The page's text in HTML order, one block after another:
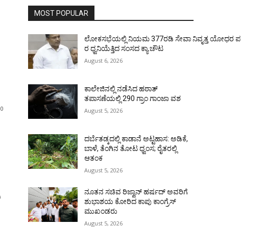
0
MOST POPULAR
ಲೋಕಸಭೆಯಲ್ಲಿ ನಿಯಮ 377ರಡಿ ಸೇವಾ ನಿವೃತ್ತ ಯೋಧರ ಪ
ರ ಧ್ವನಿಯೆತ್ತಿದ ಸಂಸದ ಕ್ಯಾ.ಚೌಟ
August 6, 2026
ಕಾಲೇಜಿನಲ್ಲಿ ನಡೆಸಿದ ಹಠಾತ್
ತಪಾಸಣೆಯಲ್ಲಿ 290 ಗ್ರಾಂ ಗಾಂಜಾ ವಶ
August 5, 2026
ದರ್ಬೆತಡ್ಕದಲ್ಲಿ ಕಾಡಾನೆ ಅಟ್ಟಹಾಸ: ಅಡಿಕೆ,
ಬಾಳೆ, ತೆಂಗಿನ ತೋಟ ಧ್ವಂಸ; ರೈತರಲ್ಲಿ
ಆತಂಕ
August 5, 2026
ನೂತನ ಸಚಿವ ರಿಜ್ವಾನ್ ಹರ್ಷದ್ ಅವರಿಗೆ
ಶುಭಾಶಯ ಕೋರಿದ ಕಾಪು ಕಾಂಗ್ರೆಸ್
ಮುಖಂಡರು
August 5, 2026